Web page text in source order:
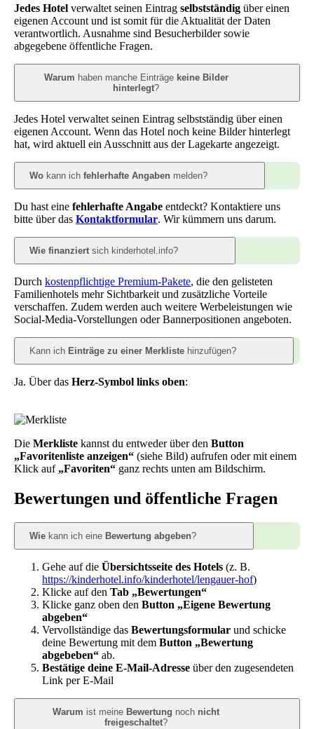
Jedes Hotel verwaltet seinen Eintrag selbstständig über einen
eigenen Account und ist somit für die Aktualität der Daten
verantwortlich. Ausnahme sind Besucherbilder sowie
abgegebene öffentliche Fragen.
Warum haben manche Einträge keine Bilder
hinterlegt?
Jedes Hotel verwaltet seinen Eintrag selbstständig über einen
eigenen Account. Wenn das Hotel noch keine Bilder hinterlegt
hat, wird aktuell ein Ausschnitt aus der Lagekarte angezeigt.
Wo kann ich fehlerhafte Angaben melden?
Du hast eine fehlerhafte Angabe entdeckt? Kontaktiere uns
bitte über das Kontaktformular. Wir kümmern uns darum.
Wie finanziert sich kinderhotel.info?
Durch kostenpflichtige Premium-Pakete, die den gelisteten
Familienhotels mehr Sichtbarkeit und zusätzliche Vorteile
verschaffen. Zudem werden auch weitere Werbeleistungen wie
Social-Media-Vorstellungen oder Bannerpositionen angeboten.
Kann ich Einträge zu einer Merkliste hinzufügen?
Ja. Über das Herz-Symbol links oben:
Die Merkliste kannst du entweder über den Button
„Favoritenliste anzeigen“ (siehe Bild) aufrufen oder mit einem
Klick auf „Favoriten“ ganz rechts unten am Bildschirm.
Bewertungen und öffentliche Fragen
Wie kann ich eine Bewertung abgeben?
Gehe auf die Übersichtsseite des Hotels (z. B.
https://kinderhotel.info/kinderhotel/lengauer-hof)
Klicke auf den Tab „Bewertungen“
Klicke ganz oben den Button „Eigene Bewertung
abgeben“
Vervollständige das Bewertungsformular und schicke
deine Bewertung mit dem Button „Bewertung
abgebeben“ ab.
Bestätige deine E-Mail-Adresse über den zugesendeten
Link per E-Mail
Warum ist meine Bewertung noch nicht
freigeschaltet?